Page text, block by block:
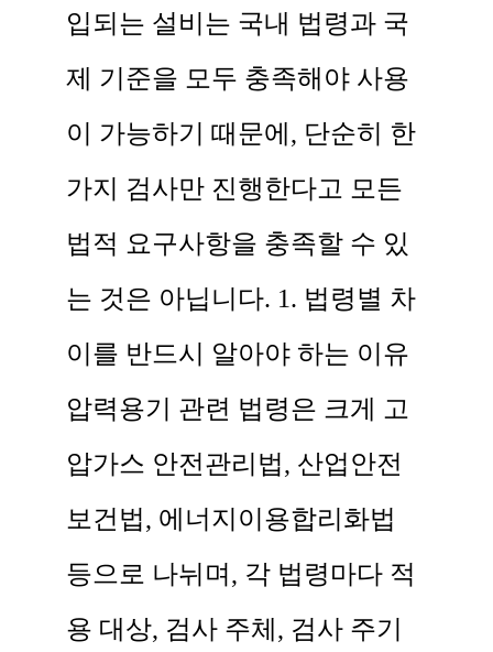
입되는 설비는 국내 법령과 국
제 기준을 모두 충족해야 사용
이 가능하기 때문에, 단순히 한
가지 검사만 진행한다고 모든
법적 요구사항을 충족할 수 있
는 것은 아닙니다. 1. 법령별 차
이를 반드시 알아야 하는 이유
압력용기 관련 법령은 크게 고
압가스 안전관리법, 산업안전
보건법, 에너지이용합리화법
등으로 나뉘며, 각 법령마다 적
용 대상, 검사 주체, 검사 주기